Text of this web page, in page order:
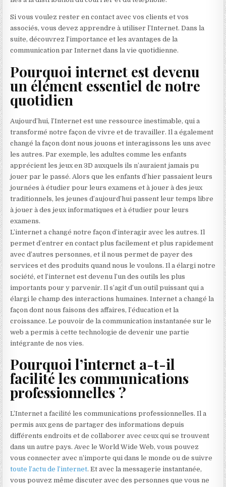
Si vous voulez rester en contact avec vos clients et vos
associés, vous devez apprendre à utiliser l’Internet. Dans la
suite, découvrez l’importance et les avantages de la
communication par Internet dans la vie quotidienne.
Pourquoi internet est devenu
un élément essentiel de notre
quotidien
Aujourd’hui, l’Internet est une ressource inestimable, qui a
transformé notre façon de vivre et de travailler. Il a également
changé la façon dont nous jouons et interagissons les uns avec
les autres. Par exemple, les adultes comme les enfants
apprécient les jeux en 3D auxquels ils n’auraient jamais pu
jouer par le passé. Alors que les enfants d’hier passaient leurs
journées à étudier pour leurs examens et à jouer à des jeux
traditionnels, les jeunes d’aujourd’hui passent leur temps libre
à jouer à des jeux informatiques et à étudier pour leurs
examens.
L’internet a changé notre façon d’interagir avec les autres. Il
permet d’entrer en contact plus facilement et plus rapidement
avec d’autres personnes, et il nous permet de payer des
services et des produits quand nous le voulons. Il a élargi notre
société, et l’internet est devenu l’un des outils les plus
importants pour y parvenir. Il s’agit d’un outil puissant qui a
élargi le champ des interactions humaines. Internet a changé la
façon dont nous faisons des affaires, l’éducation et la
croissance. Le pouvoir de la communication instantanée sur le
web a permis à cette technologie de devenir une partie
intégrante de nos vies.
Pourquoi l’internet a-t-il
facilité les communications
professionnelles ?
L’Internet a facilité les communications professionnelles. Il a
permis aux gens de partager des informations depuis
différents endroits et de collaborer avec ceux qui se trouvent
dans un autre pays. Avec le World Wide Web, vous pouvez
vous connecter avec n’importe qui dans le monde ou de suivre
toute l’actu de l’internet. Et avec la messagerie instantanée,
vous pouvez même discuter avec des personnes que vous ne